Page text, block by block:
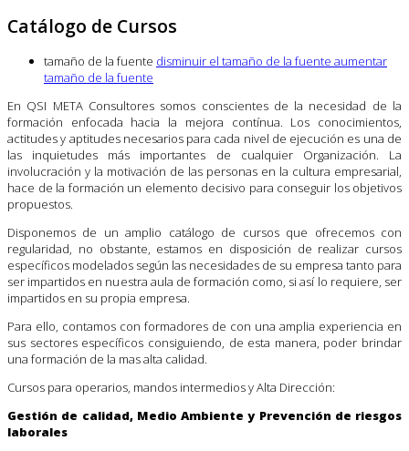
Catálogo de Cursos
tamaño de la fuente disminuir el tamaño de la fuente aumentar
tamaño de la fuente
En QSI META Consultores somos conscientes de la necesidad de la
formación enfocada hacia la mejora contínua. Los conocimientos,
actitudes y aptitudes necesarios para cada nivel de ejecución es una de
las inquietudes más importantes de cualquier Organización. La
involucración y la motivación de las personas en la cultura empresarial,
hace de la formación un elemento decisivo para conseguir los objetivos
propuestos.
Disponemos de un amplio catálogo de cursos que ofrecemos con
regularidad, no obstante, estamos en disposición de realizar cursos
específicos modelados según las necesidades de su empresa tanto para
ser impartidos en nuestra aula de formación como, si así lo requiere, ser
impartidos en su propia empresa.
Para ello, contamos con formadores de con una amplia experiencia en
sus sectores específicos consiguiendo, de esta manera, poder brindar
una formación de la mas alta calidad.
Cursos para operarios, mandos intermedios y Alta Dirección:
Gestión de calidad, Medio Ambiente y Prevención de riesgos
laborales